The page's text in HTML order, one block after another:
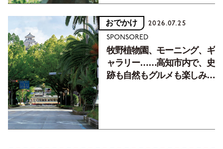
おでかけ 2026.07.25
SPONSORED
牧野植物園、モーニング、ギ
ャラリー……高知市内で、史
跡も自然もグルメも楽しみ尽